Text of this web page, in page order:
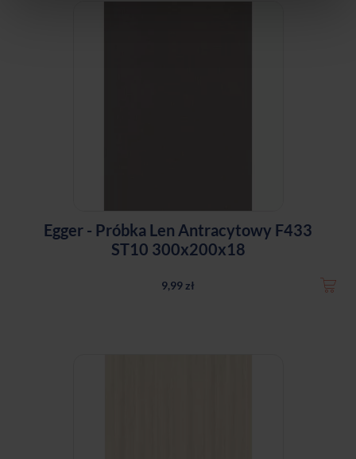
Egger - Próbka Len Antracytowy F433
ST10 300x200x18
9,99 zł